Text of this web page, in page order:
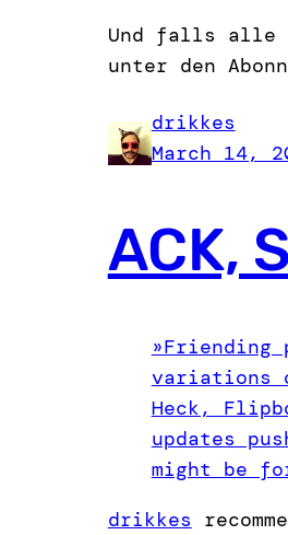
Und falls alle
unter den
drikkes
March 14,
ACK,
»Friending
variations
Heck,
updates
might be
drikkes